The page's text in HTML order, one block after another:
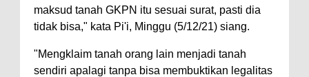
maksud tanah GKPN itu sesuai surat, pasti dia
tidak bisa," kata Pi'i, Minggu (5/12/21) siang.
"Mengklaim tanah orang lain menjadi tanah
sendiri apalagi tanpa bisa membuktikan legalitas